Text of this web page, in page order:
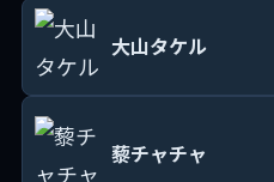
大山タケル
藜チャチャ